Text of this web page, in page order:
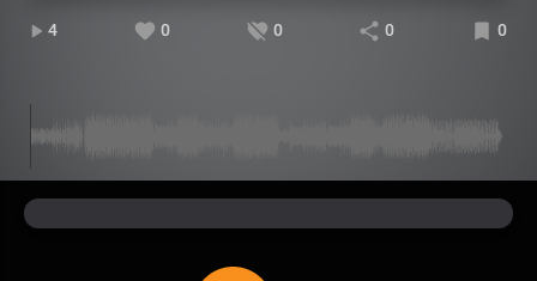
4 0 0 0 0